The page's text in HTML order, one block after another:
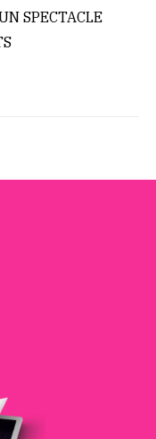
SPECTACLE